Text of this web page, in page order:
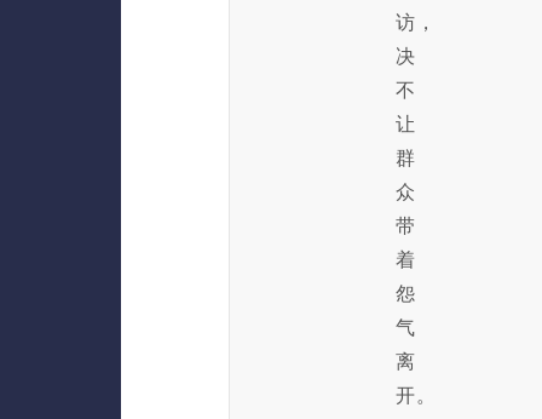
访，
决
不
让
群
众
带
着
怨
气
离
开。